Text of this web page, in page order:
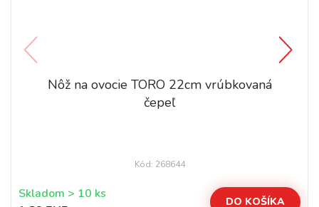
Nôž na ovocie TORO 22cm vrúbkovaná
čepeľ
Kód: 268644
Skladom > 10 ks
DO KOŠÍKA